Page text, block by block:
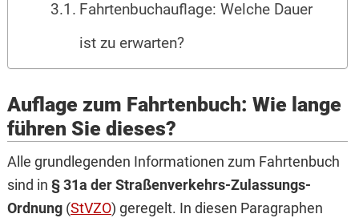
Fahrtenbuchauflage: Welche Dauer
ist zu erwarten?
Auflage zum Fahrtenbuch: Wie lange
führen Sie dieses?
Alle grundlegenden Informationen zum Fahrtenbuch
sind in § 31a der Straßenverkehrs-Zulassungs-
Ordnung(StVZO) geregelt. In diesen Paragraphen